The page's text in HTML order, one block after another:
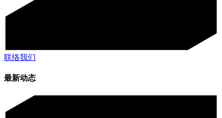
联络我们
最新动态